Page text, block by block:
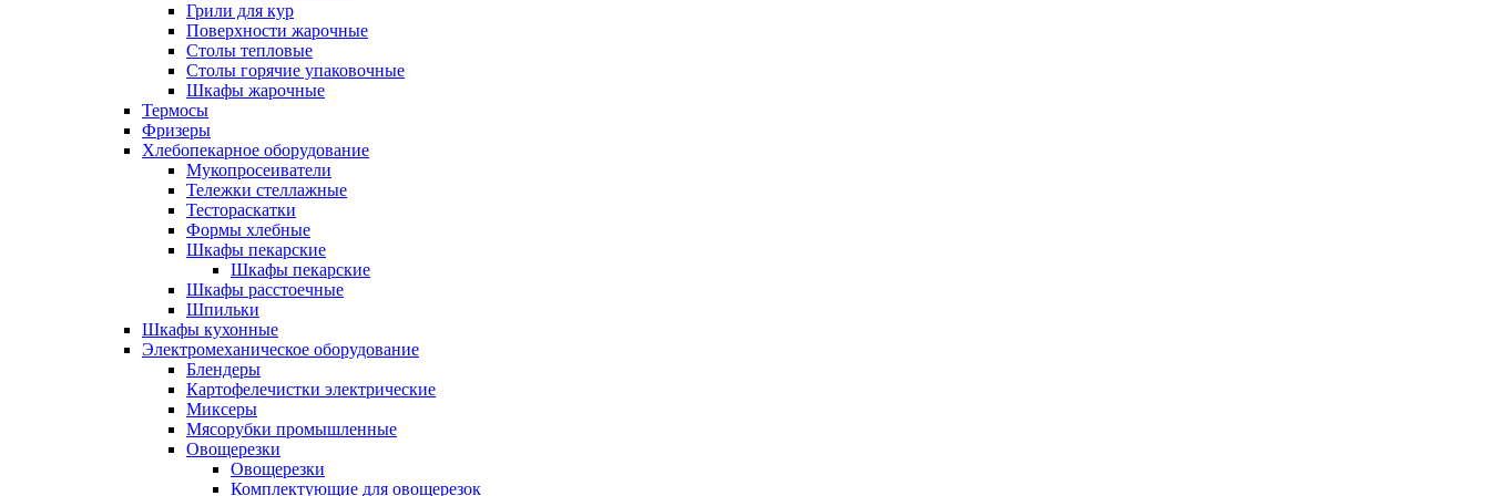
Грили для кур
Поверхности жарочные
Столы тепловые
Столы горячие упаковочные
Шкафы жарочные
Термосы
Фризеры
Хлебопекарное оборудование
Мукопросеиватели
Тележки стеллажные
Тестораскатки
Формы хлебные
Шкафы пекарские
Шкафы пекарские
Шкафы расстоечные
Шпильки
Шкафы кухонные
Электромеханическое оборудование
Блендеры
Картофелечистки электрические
Миксеры
Мясорубки промышленные
Овощерезки
Овощерезки
Комплектующие для овощерезок